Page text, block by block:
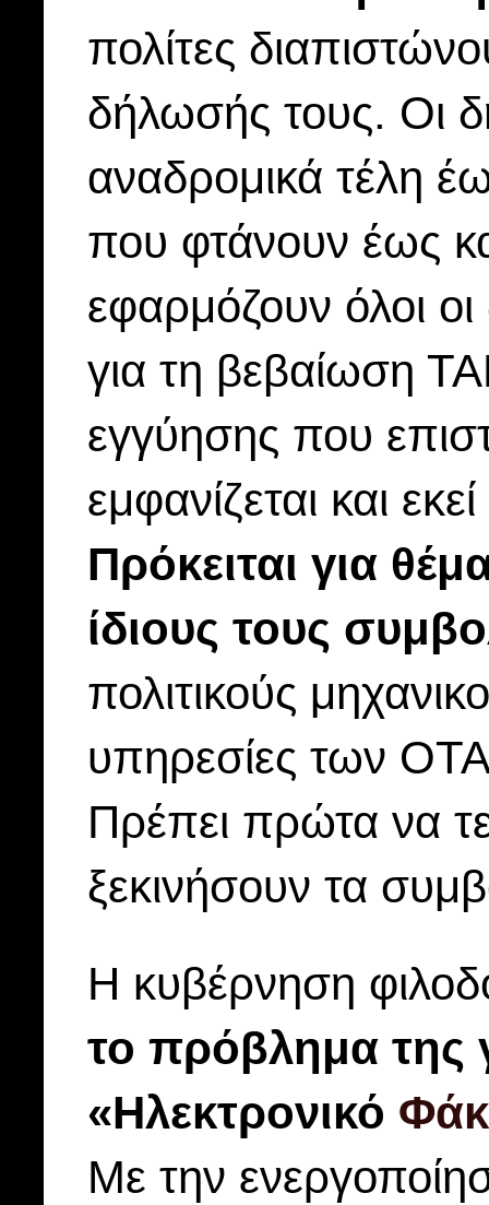
πολίτες
δήλωσής τους. Οι
αναδρομικά τέλη
που φτάνουν έως
εφαρμόζουν όλοι
για τη βεβαίωση
εγγύησης που
εμφανίζεται και
Πρόκειται για
ίδιους τους
πολιτικούς
υπηρεσίες των ΟΤΑ
Πρέπει πρώτα να
ξεκινήσουν τα
Η κυβέρνηση
το πρόβλημα της
«Ηλεκτρονικό
Με την